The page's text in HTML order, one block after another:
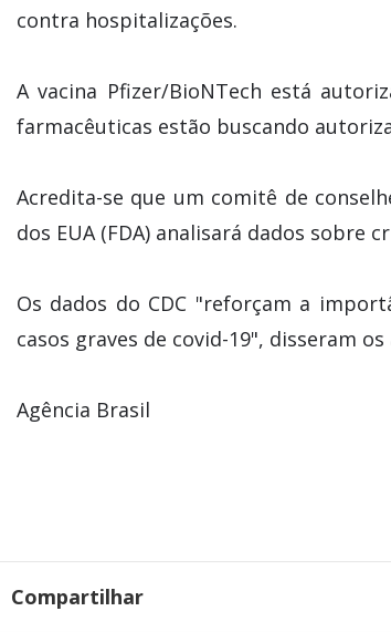
contra hospitalizações.
A vacina Pfizer/BioNTech está
farmacêuticas estão buscando
Acredita-se que um comitê de
dos EUA (FDA) analisará dados sobre
Os dados do CDC "reforçam a
casos graves de covid-19", disseram
Agência Brasil
Compartilhar